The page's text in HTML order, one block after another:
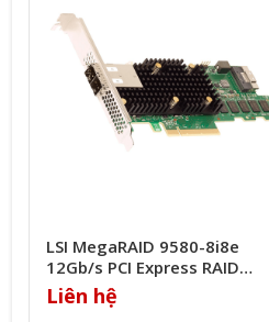
LSI MegaRAID 9580-8i8e
12Gb/s PCI Express RAID
Controller
Liên hệ